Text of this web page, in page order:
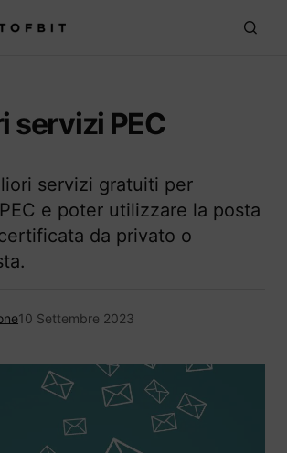
servizi PEC
servizi gratuiti per
e poter utilizzare la posta
da privato o
10 Settembre 2023